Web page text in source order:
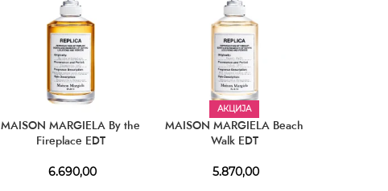
MAISON MARGIELA By the
Fireplace EDT
6.690,00
АКЦИЈА
MAISON MARGIELA Beach
Walk EDT
5.870,00